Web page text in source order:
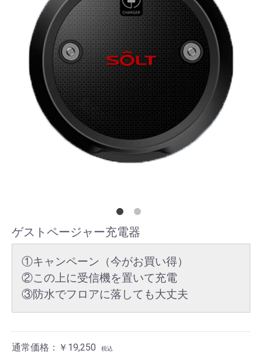
ゲストページャー充電器
①キャンペーン（今がお買い得）
②この上に受信機を置いて充電
③防水でフロアに落しても大丈夫
通常価格：￥19,250 税込